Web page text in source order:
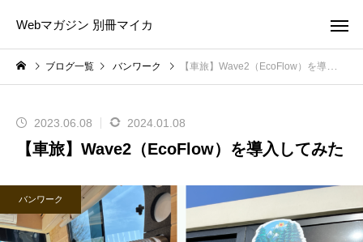
Webマガジン 別冊マイカ
ブログ一覧 バンワーク 【車旅】Wave2（EcoFlow）を導入してみた
2023.06.08 2024.01.08
【車旅】Wave2（EcoFlow）を導入してみた
バンワーク